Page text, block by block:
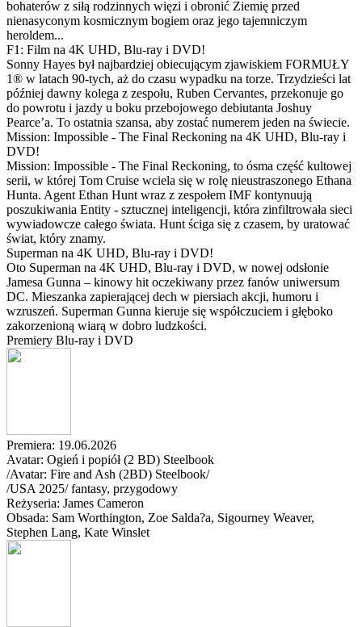
bohaterów z siłą rodzinnych więzi i obronić Ziemię przed
nienasyconym kosmicznym bogiem oraz jego tajemniczym
heroldem...
F1: Film na 4K UHD, Blu-ray i DVD!
Sonny Hayes był najbardziej obiecującym zjawiskiem FORMUŁY
1® w latach 90-tych, aż do czasu wypadku na torze. Trzydzieści lat
później dawny kolega z zespołu, Ruben Cervantes, przekonuje go
do powrotu i jazdy u boku przebojowego debiutanta Joshuy
Pearce’a. To ostatnia szansa, aby zostać numerem jeden na świecie.
Mission: Impossible - The Final Reckoning na 4K UHD, Blu-ray i
DVD!
Mission: Impossible - The Final Reckoning, to ósma część kultowej
serii, w której Tom Cruise wciela się w rolę nieustraszonego Ethana
Hunta. Agent Ethan Hunt wraz z zespołem IMF kontynuują
poszukiwania Entity - sztucznej inteligencji, która zinfiltrowała sieci
wywiadowcze całego świata. Hunt ściga się z czasem, by uratować
świat, który znamy.
Superman na 4K UHD, Blu-ray i DVD!
Oto Superman na 4K UHD, Blu-ray i DVD, w nowej odsłonie
Jamesa Gunna – kinowy hit oczekiwany przez fanów uniwersum
DC. Mieszanka zapierającej dech w piersiach akcji, humoru i
wzruszeń. Superman Gunna kieruje się współczuciem i głęboko
zakorzenioną wiarą w dobro ludzkości.
Premiery Blu-ray i DVD
Premiera: 19.06.2026
Avatar: Ogień i popiół (2 BD) Steelbook
/Avatar: Fire and Ash (2BD) Steelbook/
/USA 2025/fantasy, przygodowy
Reżyseria: James Cameron
Obsada: Sam Worthington, Zoe Salda?a, Sigourney Weaver,
Stephen Lang, Kate Winslet